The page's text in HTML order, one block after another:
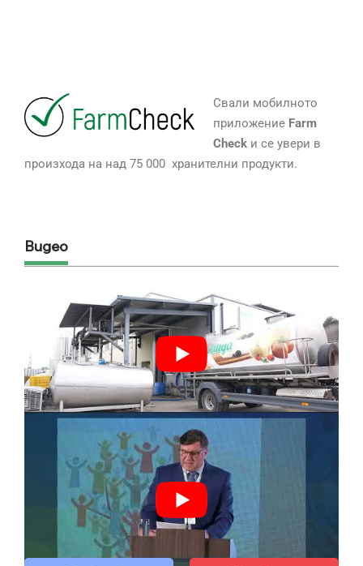
Свали мобилното
приложение Farm
Checkи се увери в
произхода на над 75 000 хранителни продукти.
Видео